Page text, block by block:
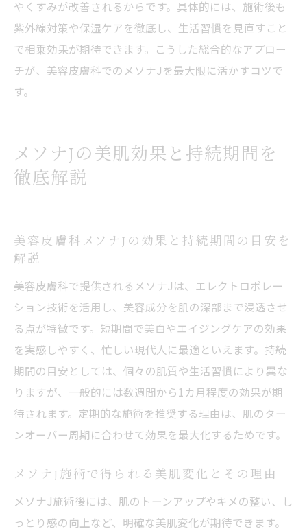
美容皮膚科で受けるメソナJの費用感を徹底
解説
メソナJ施術の費用と得られる効果のバラン
メソナJの費用に見合う美白効果を追求
美容皮膚科で失敗しないメソナJ施術費用の
体験談でわかるメソナJ施術後のビフォーアフタ
体験談で見る美容皮膚科メソナJの変化と効
果
メソナJ施術後の肌の違いを体験者が語る
美容皮膚科でのメソナJ体験談を参考に選ぶ
ビフォーアフターで実感できるメソナJの効
果
ル
やくすみが改善されるからです。具体的には、施術後も
紫外線対策や保湿ケアを徹底し、生活習慣を見直すこと
で相乗効果が期待できます。こうした総合的なアプロー
チが、美容皮膚科でのメソナJを最大限に活かすコツで
す。
メソナJの美肌効果と持続期間を
徹底解説
美容皮膚科メソナJの効果と持続期間の目安を
解説
美容皮膚科で提供されるメソナJは、エレクトロポレー
ション技術を活用し、美容成分を肌の深部まで浸透させ
る点が特徴です。短期間で美白やエイジングケアの効果
を実感しやすく、忙しい現代人に最適といえます。持続
期間の目安としては、個々の肌質や生活習慣により異な
りますが、一般的には数週間から1カ月程度の効果が期
待されます。定期的な施術を推奨する理由は、肌のター
ンオーバー周期に合わせて効果を最大化するためです。
メソナJ施術で得られる美肌変化とその理由
メソナJ施術後には、肌のトーンアップやキメの整い、し
っとり感の向上など、明確な美肌変化が期待できます。